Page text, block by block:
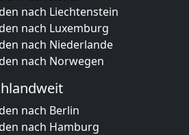
nach Liechtenstein
nach Luxemburg
nach Niederlande
nach Norwegen
nach Berlin
nach Hamburg